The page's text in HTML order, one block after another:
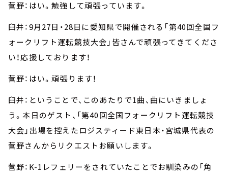
菅野：はい。勉強して頑張っています。
臼井：9月27日・28日に愛知県で開催される「第40回全国フ
ォークリフト運転競技大会」皆さんで頑張ってきてくださ
い！応援しております！
菅野：はい。頑張ります！
臼井：ということで、このあたりで1曲、曲にいきましょ
う。本日のゲスト、「第40回全国フォークリフト運転競技
大会」出場を控えたロジスティード東日本・宮城県代表の
菅野さんからリクエストお願いします。
菅野：K-1レフェリーをされていたことでお馴染みの「角